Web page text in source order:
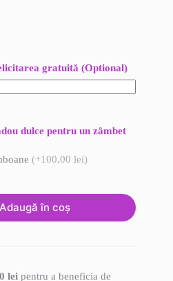
gratuită (Optional)
dulce pentru un zâmbet
(+100,00 lei)
Adaugă în coș
lei pentru a beneficia de